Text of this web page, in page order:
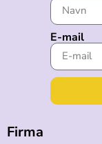
E-mail
Firma